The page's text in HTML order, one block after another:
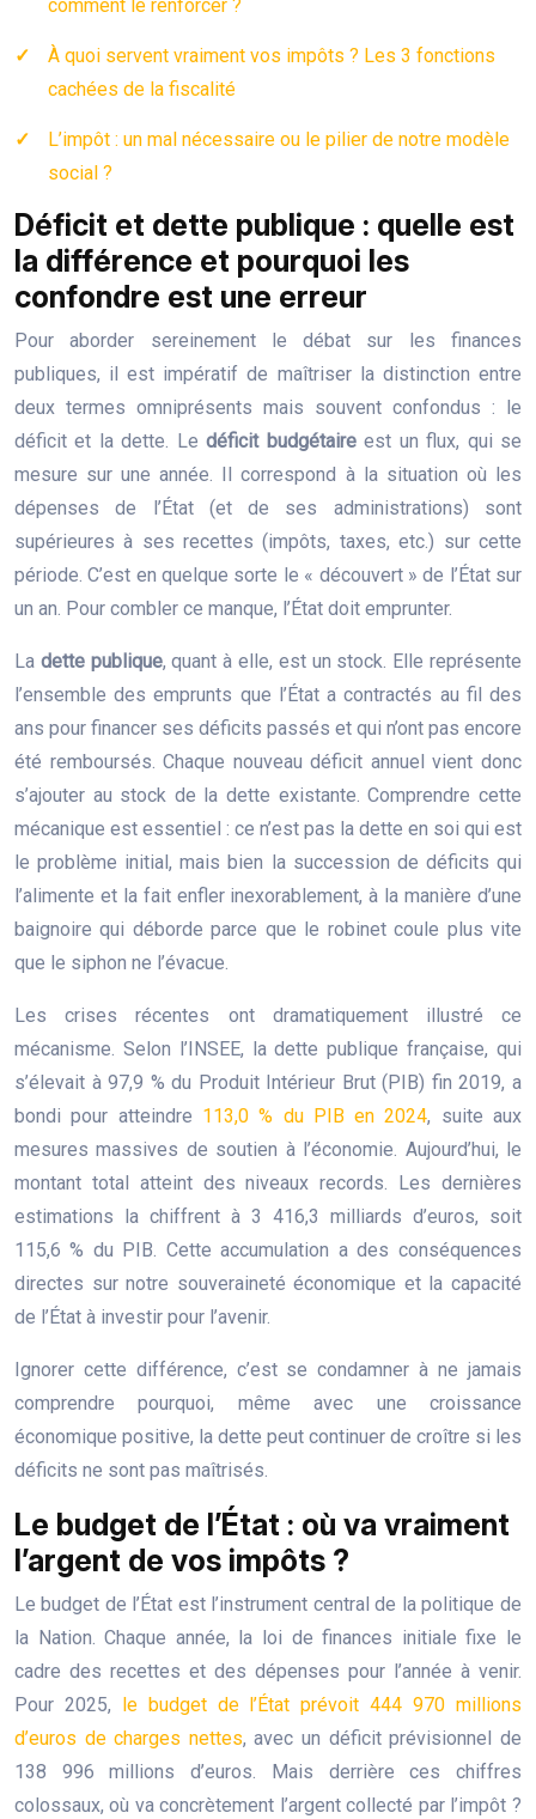
comment le renforcer ?
À quoi servent vraiment vos impôts ? Les 3 fonctions
cachées de la fiscalité
L’impôt : un mal nécessaire ou le pilier de notre modèle
social ?
Déficit et dette publique : quelle est
la différence et pourquoi les
confondre est une erreur
Pour aborder sereinement le débat sur les finances
publiques, il est impératif de maîtriser la distinction entre
deux termes omniprésents mais souvent confondus : le
déficit et la dette. Ledéficit budgétaireest un flux, qui se
mesure sur une année. Il correspond à la situation où les
dépenses de l’État (et de ses administrations) sont
supérieures à ses recettes (impôts, taxes, etc.) sur cette
période. C’est en quelque sorte le « découvert » de l’État sur
un an. Pour combler ce manque, l’État doit emprunter.
La dette publique, quant à elle, est un stock. Elle représente
l’ensemble des emprunts que l’État a contractés au fil des
ans pour financer ses déficits passés et qui n’ont pas encore
été remboursés. Chaque nouveau déficit annuel vient donc
s’ajouter au stock de la dette existante. Comprendre cette
mécanique est essentiel : ce n’est pas la dette en soi qui est
le problème initial, mais bien la succession de déficits qui
l’alimente et la fait enfler inexorablement, à la manière d’une
baignoire qui déborde parce que le robinet coule plus vite
que le siphon ne l’évacue.
Les crises récentes ont dramatiquement illustré ce
mécanisme. Selon l’INSEE, la dette publique française, qui
s’élevait à 97,9 % du Produit Intérieur Brut (PIB) fin 2019, a
bondi pour atteindre 113,0 % du PIB en 2024, suite aux
mesures massives de soutien à l’économie. Aujourd’hui, le
montant total atteint des niveaux records. Les dernières
estimations la chiffrent à 3 416,3 milliards d’euros, soit
115,6 % du PIB. Cette accumulation a des conséquences
directes sur notre souveraineté économique et la capacité
de l’État à investir pour l’avenir.
Ignorer cette différence, c’est se condamner à ne jamais
comprendre pourquoi, même avec une croissance
économique positive, la dette peut continuer de croître si les
déficits ne sont pas maîtrisés.
Le budget de l’État : où va vraiment
l’argent de vos impôts ?
Le budget de l’État est l’instrument central de la politique de
la Nation. Chaque année, la loi de finances initiale fixe le
cadre des recettes et des dépenses pour l’année à venir.
Pour 2025,
le budget de l’État prévoit 444 970 millions
d’euros de charges nettes, avec un déficit prévisionnel de
138 996 millions d’euros. Mais derrière ces chiffres
colossaux, où va concrètement l’argent collecté par l’impôt ?